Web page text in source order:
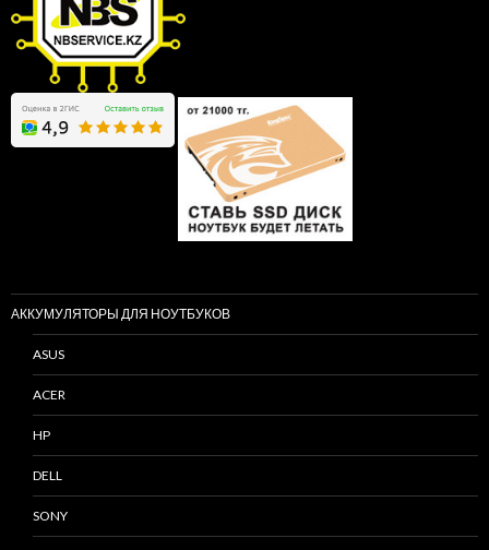
АККУМУЛЯТОРЫ ДЛЯ НОУТБУКОВ
ASUS
ACER
HP
DELL
SONY